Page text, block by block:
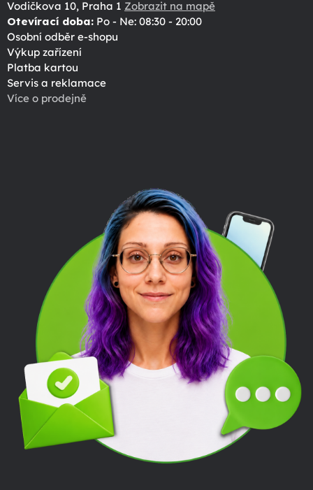
Vodičkova 10, Praha 1 Zobrazit na mapě
Otevírací doba: Po - Ne: 08:30 - 20:00
Osobní odběr e-shopu
Výkup zařízení
Platba kartou
Servis a reklamace
Více o prodejně